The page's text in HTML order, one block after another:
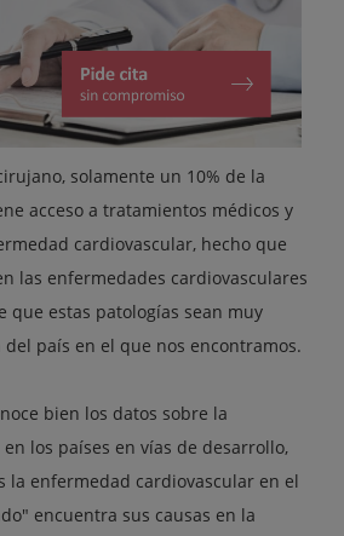
solamente un 10% de la
acceso a tratamientos médicos y
cardiovascular, hecho que
las enfermedades cardiovasculares
que estas patologías sean muy
país en el que nos encontramos.
bien los datos sobre la
los países en vías de desarrollo,
la enfermedad cardiovascular en el
encuentra sus causas en la